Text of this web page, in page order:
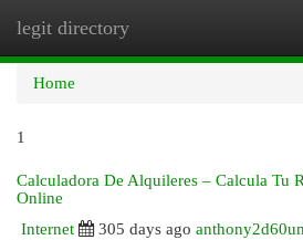
legit directory
Home
1
Calculadora De Alquileres – Calcula Tu
Online
Internet
305 days ago